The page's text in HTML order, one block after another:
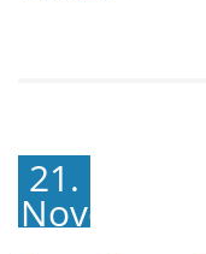
21.
November